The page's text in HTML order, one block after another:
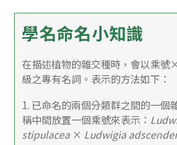
學名命名小知識
在描述植物的雜交種時，會以乘
級之專有名詞。表示的方法如下：
1. 已命名的兩個分類群之間的一個
稱中間放置一個乘號來表示：
stipulacea × Ludwigia